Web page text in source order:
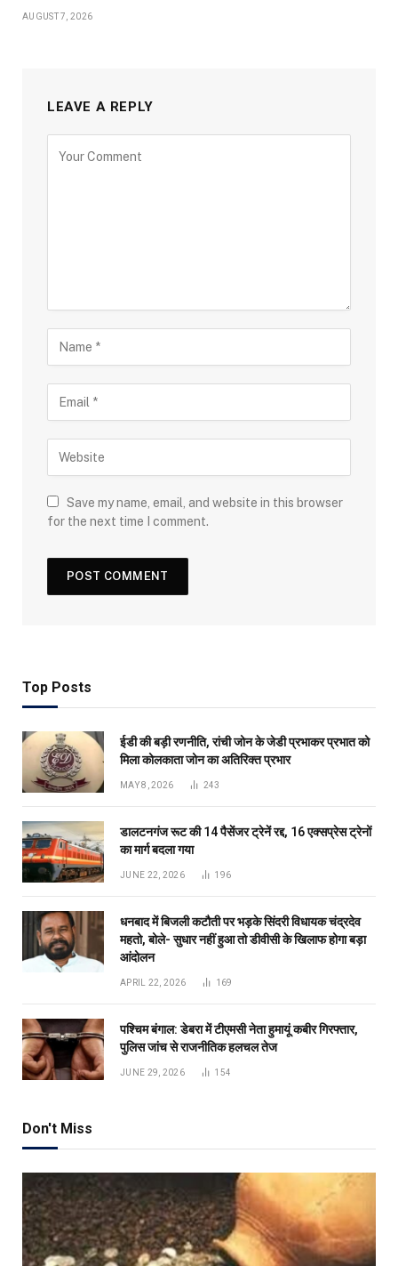
AUGUST 7, 2026
LEAVE A REPLY
Save my name, email, and website in this browser
for the next time I comment.
Top Posts
ईडी की बड़ी रणनीति, रांची जोन के जेडी प्रभाकर प्रभात को
मिला कोलकाता जोन का अतिरिक्त प्रभार
MAY 8, 2026 243
डालटनगंज रूट की 14 पैसेंजर ट्रेनें रद्द, 16 एक्सप्रेस ट्रेनों
का मार्ग बदला गया
JUNE 22, 2026 196
धनबाद में बिजली कटौती पर भड़के सिंदरी विधायक चंद्रदेव
महतो, बोले- सुधार नहीं हुआ तो डीवीसी के खिलाफ होगा बड़ा
आंदोलन
APRIL 22, 2026 169
पश्चिम बंगाल: डेबरा में टीएमसी नेता हुमायूं कबीर गिरफ्तार,
पुलिस जांच से राजनीतिक हलचल तेज
JUNE 29, 2026 154
Don't Miss